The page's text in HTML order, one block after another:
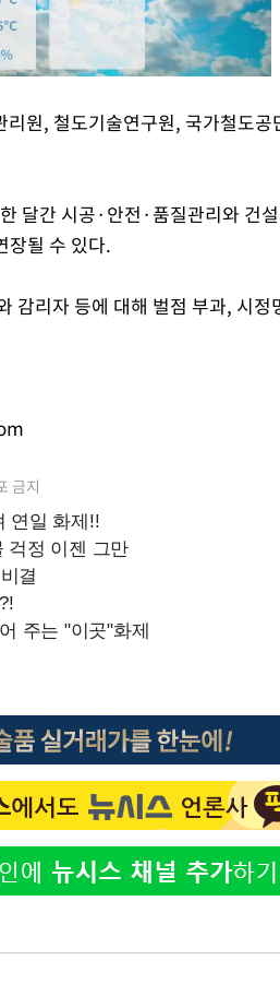
원, 철도기술연구원, 국가철도
달간 시공·안전·품질관리와 건
장될 수 있다.
감리자 등에 대해 벌점 부과, 시
금지